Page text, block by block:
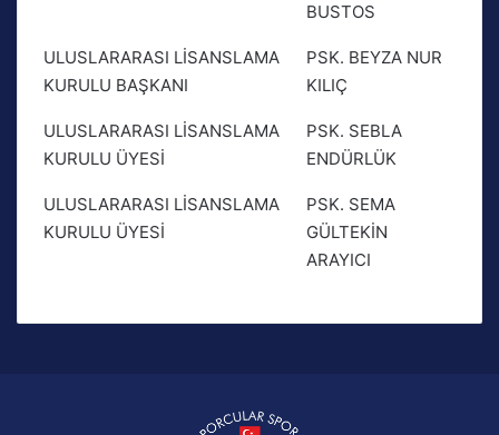
BUSTOS
ULUSLARARASI LİSANSLAMA
KURULU BAŞKANI
PSK. BEYZA NUR
KILIÇ
ULUSLARARASI LİSANSLAMA
KURULU ÜYESİ
PSK. SEBLA
ENDÜRLÜK
ULUSLARARASI LİSANSLAMA
KURULU ÜYESİ
PSK. SEMA
GÜLTEKİN
ARAYICI